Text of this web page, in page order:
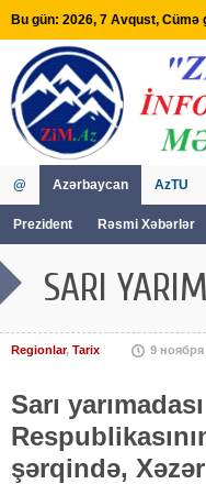
Bu gün: 2026, 7 Avqust, Cümə
@ Azərbaycan
Prezident Rəsmi Xəbərlər
AzTU
SARI
Regionlar, Tarix 9 ноября
Sarı
şərqində,